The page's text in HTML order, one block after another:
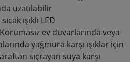
uzatılabilir
ışıklı LED
Korumasız ev duvarlarında veya
yağmura karşı ışıklar için
sıçrayan suya karşı